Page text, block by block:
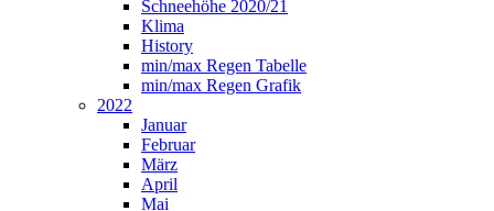
Schneehöhe 2020/21
Klima
History
min/max Regen Tabelle
min/max Regen Grafik
2022
Januar
Februar
März
April
Mai